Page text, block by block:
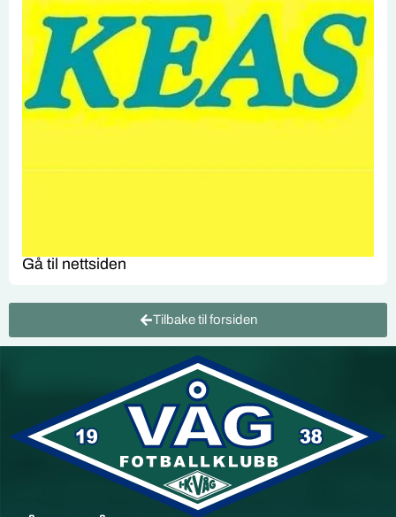
Gå til nettsiden
Tilbake til forsiden